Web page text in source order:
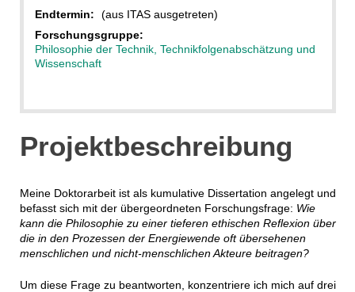
Endtermin:
(aus ITAS ausgetreten)
Forschungsgruppe:
Philosophie der Technik, Technikfolgenabschätzung und
Wissenschaft
Projektbeschreibung
Meine Doktorarbeit ist als kumulative Dissertation angelegt und
befasst sich mit der übergeordneten Forschungsfrage: Wie
kann die Philosophie zu einer tieferen ethischen Reflexion über
die in den Prozessen der Energiewende oft übersehenen
menschlichen und nicht-menschlichen Akteure beitragen?
Um diese Frage zu beantworten, konzentriere ich mich auf drei